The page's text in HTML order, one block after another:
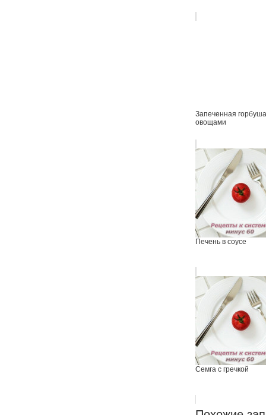
Запеченная
овощами
Печень в соусе
Семга с гречкой